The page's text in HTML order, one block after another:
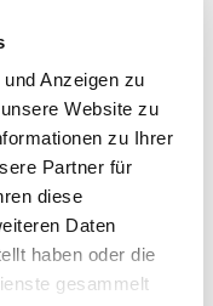
Anzeigen zu
Website zu
zu Ihrer
Partner für
diese
Daten
haben oder die
gesammelt